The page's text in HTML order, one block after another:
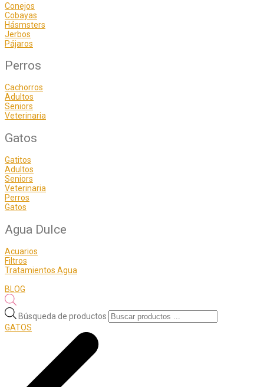
Conejos
Cobayas
Hásmsters
Jerbos
Pájaros
Perros
Cachorros
Adultos
Seniors
Veterinaria
Gatos
Gatitos
Adultos
Seniors
Veterinaria
Perros
Gatos
Agua Dulce
Acuarios
Filtros
Tratamientos Agua
BLOG
Búsqueda de productos
GATOS